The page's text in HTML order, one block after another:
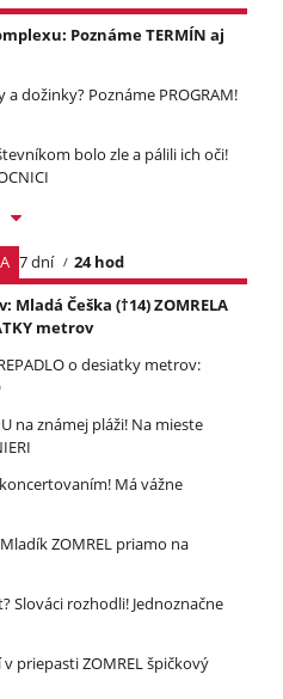
Poznáme TERMÍN aj
dožinky? Poznáme PROGRAM!
bolo zle a pálili ich oči!
7 dní
24 hod
Mladá Češka (†14) ZOMRELA
metrov
o desiatky metrov:
na známej pláži! Na mieste
Má vážne
ZOMREL priamo na
Slováci rozhodli! Jednoznačne
priepasti ZOMREL špičkový